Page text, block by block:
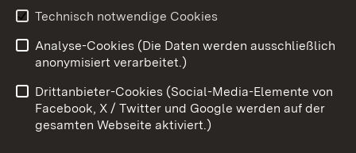
Impressum
Kontakt
Barrierefreiheit
Datenschutz
Cookies
Technisch notwendige Cookies
Analyse-Cookies (Die Daten werden ausschließlich
anonymisiert verarbeitet.)
Drittanbieter-Cookies (Social-Media-Elemente von
Facebook, X / Twitter und Google werden auf der
gesamten Webseite aktiviert.)